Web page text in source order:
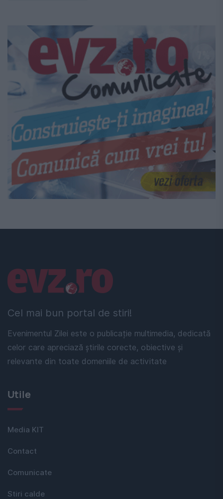
Cel mai bun portal de stiri!
Evenimentul Zilei este o publicație multimedia, dedicată
celor care apreciază știrile corecte, obiective și
relevante din toate domeniile de activitate
Linkuri utile
Utile
Media KIT
Contact
Comunicate
Stiri calde